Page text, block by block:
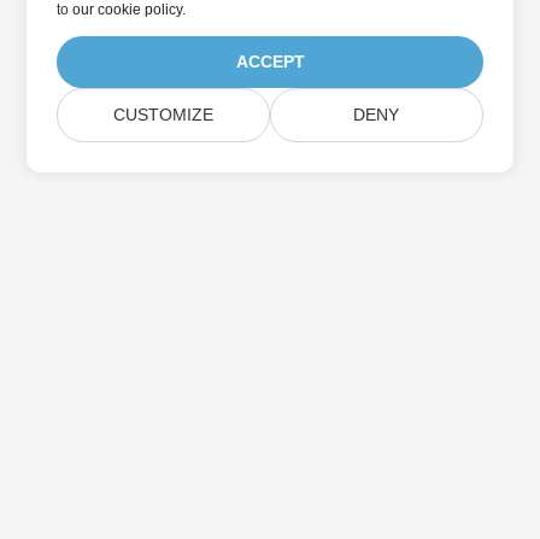
toour cookie policy.
ACCEPT
CUSTOMIZE DENY